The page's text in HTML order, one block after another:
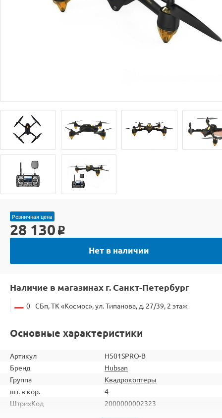
Розничная цена
28 130 o
Нет в наличии
Наличие в магазинах г. Санкт-Петербург
0 СБп, ТК «Космос», ул. Типанова, д. 27/39, 2 этаж
Основные характеристики
Артикул
H501SPRO-B
Бренд
Hubsan
Группа
Квадрокоптеры
шт. в кор.
4
ШтрихКод
2000000002323